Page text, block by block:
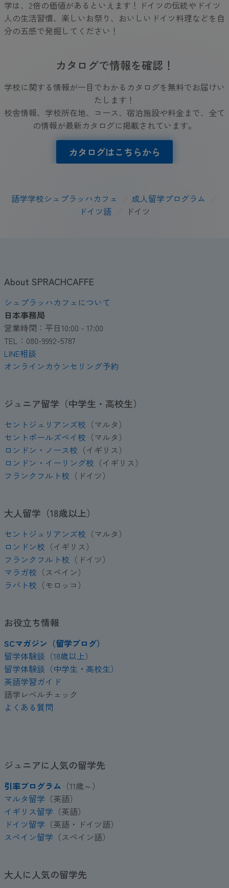
学は、2倍の価値があるといえます！ドイツの伝統やドイツ
人の生活習慣、楽しいお祭り、おいしいドイツ料理などを自
分の五感で発掘してください！
カタログで情報を確認！
学校に関する情報が一目でわかるカタログを無料でお届けい
たします！
校舎情報、学校所在地、コース、宿泊施設や料金まで、全て
の情報が最新カタログに掲載されています。
カタログはこちらから
語学学校シュプラッハカフェ 成人留学プログラム
ドイツ語
ドイツ
About SPRACHCAFFE
シュプラッハカフェについて
日本事務局
営業時間：平日10:00 - 17:00
TEL：080-9992-5787
LINE相談
オンラインカウンセリング予約
ジュニア留学（中学生・高校生）
セントジュリアンズ校 （マルタ）
セントポールズベイ校 （マルタ）
ロンドン・ノース校 （イギリス）
ロンドン・イーリング校 （イギリス）
フランクフルト校 （ドイツ）
大人留学（18歳以上）
セントジュリアンズ校 （マルタ）
ロンドン校 （イギリス）
フランクフルト校 （ドイツ）
マラガ校 （スペイン）
ラバト校 （モロッコ）
お役立ち情報
SCマガジン（留学ブログ）
留学体験談（18歳以上）
留学体験談（中学生・高校生）
英語学習ガイド
語学レベルチェック
よくある質問
ジュニアに人気の留学先
引率プログラム （11歳～）
マルタ留学 （英語）
イギリス留学 （英語）
ドイツ留学 （英語・ドイツ語）
スペイン留学 （スペイン語）
大人に人気の留学先